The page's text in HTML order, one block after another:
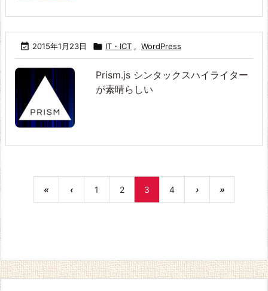
 2015年1月23日  IT・ICT , WordPress
Prism.js シンタックスハイライター
が素晴らしい
« ‹ 1 2 3 4 › »